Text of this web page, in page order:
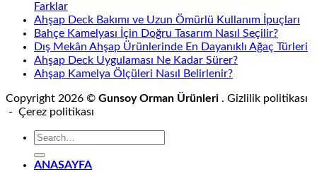
Farklar
Ahşap Deck Bakımı ve Uzun Ömürlü Kullanım İpuçları
Bahçe Kamelyası İçin Doğru Tasarım Nasıl Seçilir?
Dış Mekân Ahşap Ürünlerinde En Dayanıklı Ağaç Türleri
Ahşap Deck Uygulaması Ne Kadar Sürer?
Ahşap Kamelya Ölçüleri Nasıl Belirlenir?
Copyright 2026 © Gunsoy Orman Ürünleri . Gizlilik politikası
- Çerez politikası
ANASAYFA